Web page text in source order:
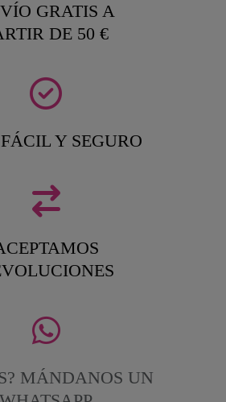
GRATIS A
DE 50 €
Y SEGURO
MÁNDANOS UN